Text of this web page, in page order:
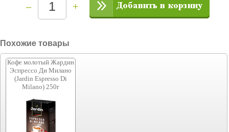
– +
Похожие товары
Кофе молотый Жардин
Эспрессо Ди Милано
(Jardin Espresso Di
Milano) 250г